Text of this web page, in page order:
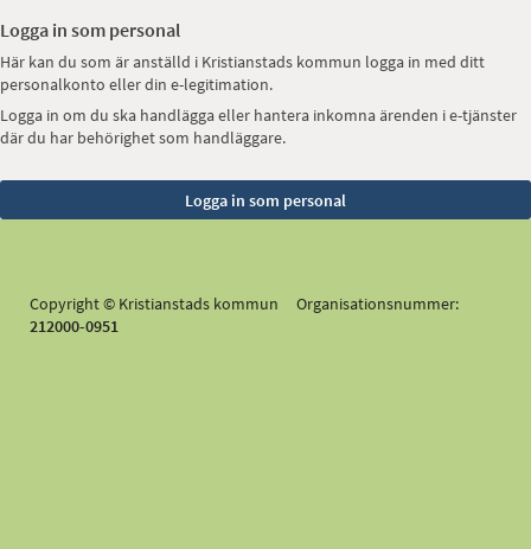
Logga in som personal
Här kan du som är anställd i Kristianstads kommun logga in med ditt
personalkonto eller din e-legitimation.
Logga in om du ska handlägga eller hantera inkomna ärenden i e-tjänster
där du har behörighet som handläggare.
Copyright © Kristianstads kommun Organisationsnummer:
212000-0951